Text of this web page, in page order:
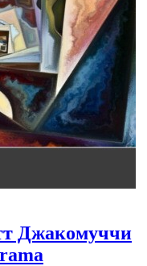
Джакомуччи